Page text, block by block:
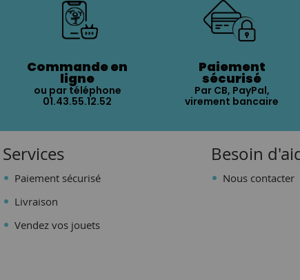
Commande en
ligne
ou par téléphone
01.43.55.12.52
Paiement
sécurisé
Par CB, PayPal,
virement bancaire
Services
Paiement sécurisé
Livraison
Vendez vos jouets
Besoin
Nous contacter